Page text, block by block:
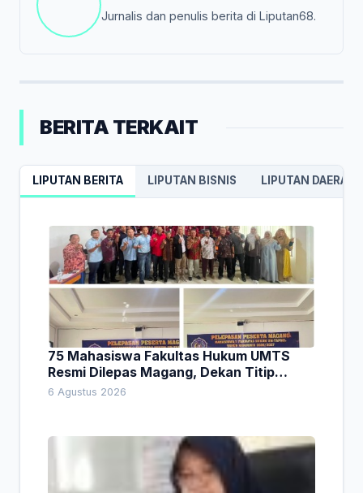
Jurnalis dan penulis berita di Liputan68.
BERITA TERKAIT
LIPUTAN BERITA LIPUTAN BISNIS LIPUTAN DAERAH
75 Mahasiswa Fakultas Hukum UMTS
Resmi Dilepas Magang, Dekan Titip
Empat Pesan Penting
6 Agustus 2026